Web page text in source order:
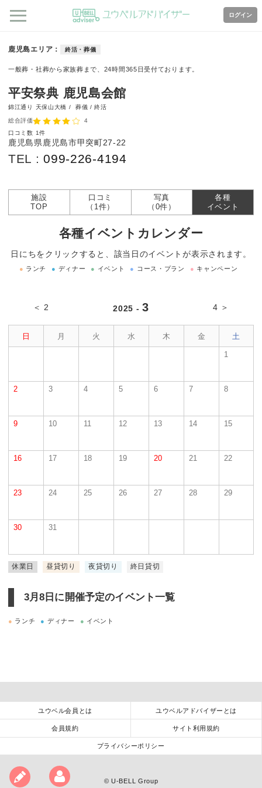
ログイン
鹿児島エリア 終活・葬儀
一般葬・社葬から家族葬まで、24時間365日受付ております。
平安祭典 鹿児島会館
錦江通り 天保山大橋 / 葬儀 / 終活
総合評価
4
口コミ数 1件
鹿児島県鹿児島市甲突町27-22
TEL :099-226-4194
施設
TOP
口コミ
（1件）
写真
（0件）
各種
イベント
各種イベントカレンダー
日にちをクリックすると、該当日のイベントが表示されます。
● ランチ ● ディナー ● イベント ● コース・プラン ● キャンペーン
＜ 2 2025 -3 4 ＞
日 月 火 水 木 金 土
1
2 3 4 5 6 7 8
9 10 11 12 13 14 15
16 17 18 19 20 21 22
23 24 25 26 27 28 29
30 31
休業日 昼貸切り 夜貸切り 終日貸切
3月8日に 開催予定のイベント一覧
● ランチ ● ディナー ● イベント
ユウベル会員とは ユウベルアドバイザーとは
会員規約 サイト利用規約
プライバシーポリシー
© U-BELL Group